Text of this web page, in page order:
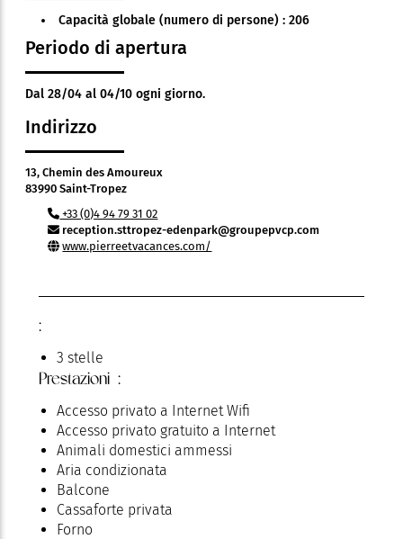
Capacità globale (numero di persone) : 206
Periodo di apertura
Dal 28/04 al 04/10 ogni giorno.
Indirizzo
13, Chemin des Amoureux
83990 Saint-Tropez
+33 (0)4 94 79 31 02
reception.sttropez-edenpark@groupepvcp.com
www.pierreetvacances.com/
:
3 stelle
Prestazioni :
Accesso privato a Internet Wifi
Accesso privato gratuito a Internet
Animali domestici ammessi
Aria condizionata
Balcone
Cassaforte privata
Forno